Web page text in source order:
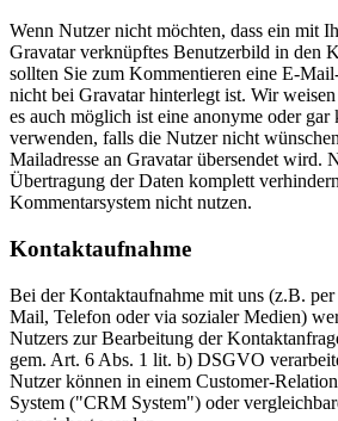
Wenn Nutzer nicht möchten, dass ein mit
Gravatar verknüpftes Benutzerbild in den
sollten Sie zum Kommentieren eine E-
nicht bei Gravatar hinterlegt ist. Wir
es auch möglich ist eine anonyme oder gar
verwenden, falls die Nutzer nicht
Mailadresse an Gravatar übersendet wird.
Übertragung der Daten komplett
Kommentarsystem nicht nutzen.
Kontaktaufnahme
Bei der Kontaktaufnahme mit uns (z.B.
Mail, Telefon oder via sozialer Medien)
Nutzers zur Bearbeitung der
gem. Art. 6 Abs. 1 lit. b) DSGVO
Nutzer können in einem Customer-
System ("CRM System") oder